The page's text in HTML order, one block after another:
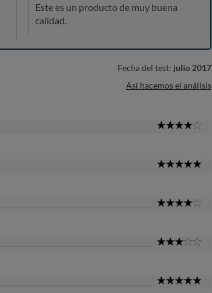
Este es un producto de muy buena
calidad.
Fecha del test: julio 2017
Así hacemos el análisis